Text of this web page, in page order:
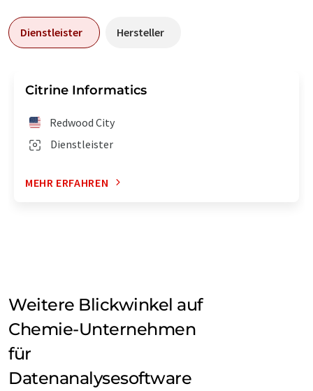
Dienstleister Hersteller
Citrine Informatics
Dienstleister
Redwood City
MEHR ERFAHREN
Weitere Blickwinkel auf
Chemie-Unternehmen
für
Datenanalysesoftware